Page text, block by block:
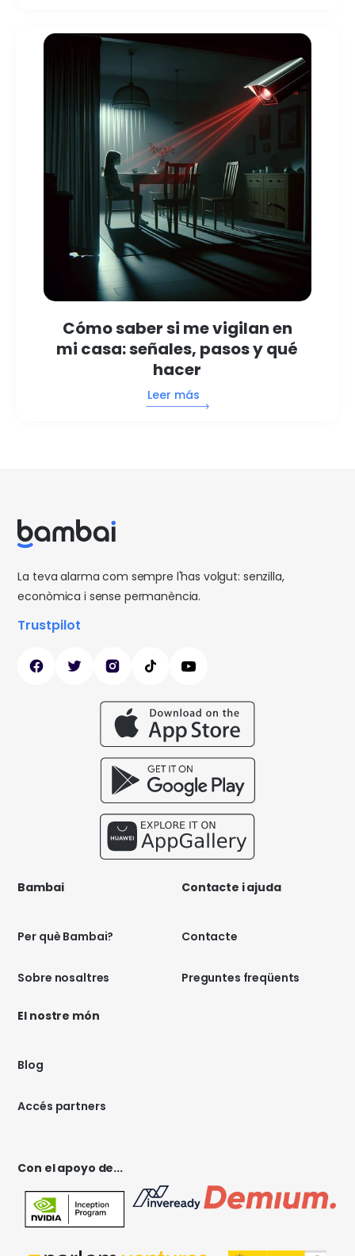
Cómo saber si me vigilan en
mi casa: señales, pasos y qué
hacer
Leer más
La teva alarma com sempre l'has volgut: senzilla,
econòmica i sense permanència.
Trustpilot
Bambai
Per què Bambai?
Sobre nosaltres
Contacte i ajuda
Contacte
Preguntes freqüents
El nostre món
Blog
Accés partners
Con el apoyo de...